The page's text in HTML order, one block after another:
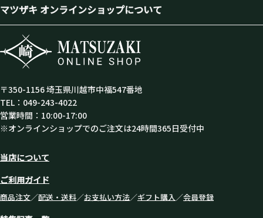
マツザキ オンラインショップについて
〒350-1156 埼玉県川越市中福547番地
TEL：049-243-4022
営業時間：10:00-17:00
※オンラインショップでのご注文は24時間365日受付中
当店について
ご利用ガイド
商品注文／配送・送料／お支払い方法／ギフト購入／会員登録